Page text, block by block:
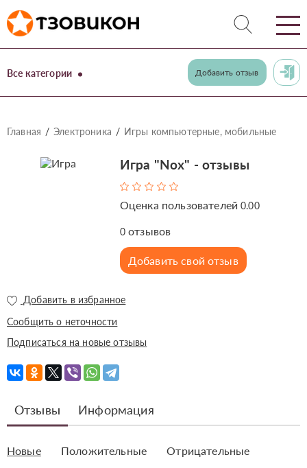
Все категории Добавить отзыв
Главная Электроника Игры компьютерные, мобильные
Игра "Nox" - отзывы
Оценка пользователей0.00
0отзывов
Добавить свой отзыв
Добавить в избранное
Сообщить о неточности
Подписаться на новые отзывы
Отзывы Информация
Новые Положительные Отрицательные